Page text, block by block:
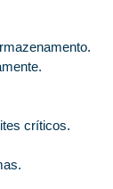
críticos.